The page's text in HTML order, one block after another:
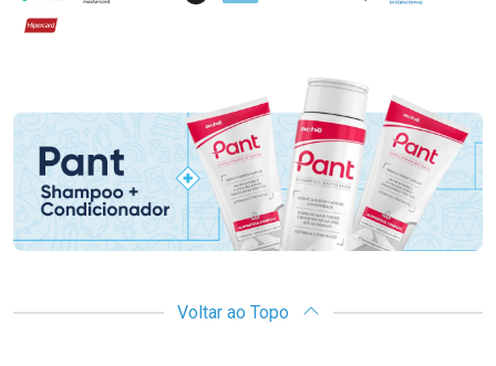
Hipercard
Promoção em Destaque
Voltar ao Topo